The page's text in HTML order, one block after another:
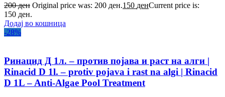
200ден Original price was: 200 ден.150 денCurrent price is:
150 ден.
Додај во кошница
-28%
Ринацид Д 1л. – против појава и раст на алги |
Rinacid D 1l. – protiv pojava i rast na algi | Rinacid
D 1L – Anti-Algae Pool Treatment